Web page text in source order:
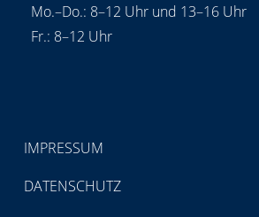
Mo.–Do.: 8–12 Uhr und 13–16 Uhr
Fr.: 8–12 Uhr
IMPRESSUM
DATENSCHUTZ